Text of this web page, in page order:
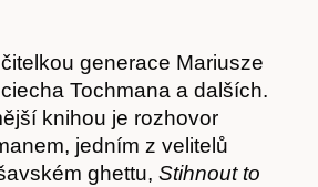
generace Mariusze
Tochmana a dalších.
knihou je rozhovor
jedním z velitelů
ghettu, Stihnout to